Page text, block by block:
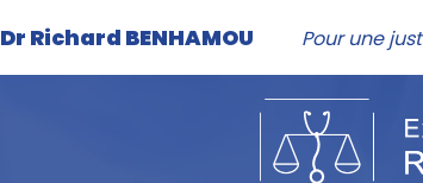
Dr Richard BENHAMOU Pour une